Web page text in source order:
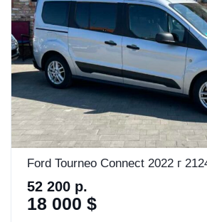
Ford Tourneo Connect 2022 г
52 200 р.
18 000 $